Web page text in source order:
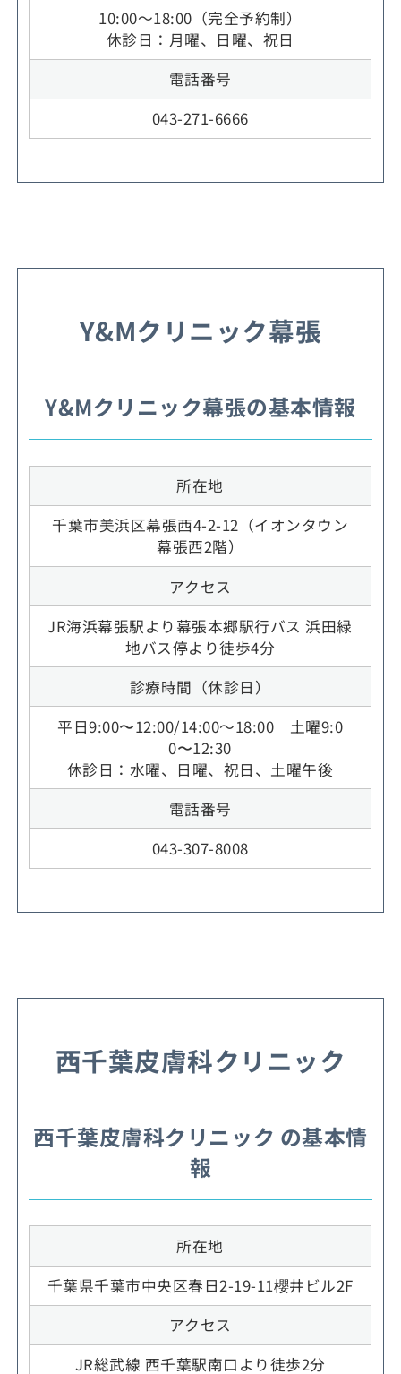
10:00～18:00（完全予約制）
休診日：月曜、日曜、祝日
電話番号
043-271-6666
Y&Mクリニック幕張
Y&Mクリニック幕張の基本情報
所在地
千葉市美浜区幕張西4-2-12（イオンタウン
幕張西2階）
アクセス
JR海浜幕張駅より幕張本郷駅行バス 浜田緑
地バス停より徒歩4分
診療時間（休診日）
平日9:00〜12:00/14:00～18:00 土曜9:0
0〜12:30
休診日：水曜、日曜、祝日、土曜午後
電話番号
043-307-8008
西千葉皮膚科クリニック
西千葉皮膚科クリニック の基本情
報
所在地
千葉県千葉市中央区春日2-19-11櫻井ビル2F
アクセス
JR総武線 西千葉駅南口より徒歩2分